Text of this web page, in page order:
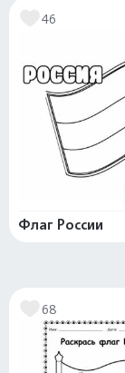
46
Флаг России
68